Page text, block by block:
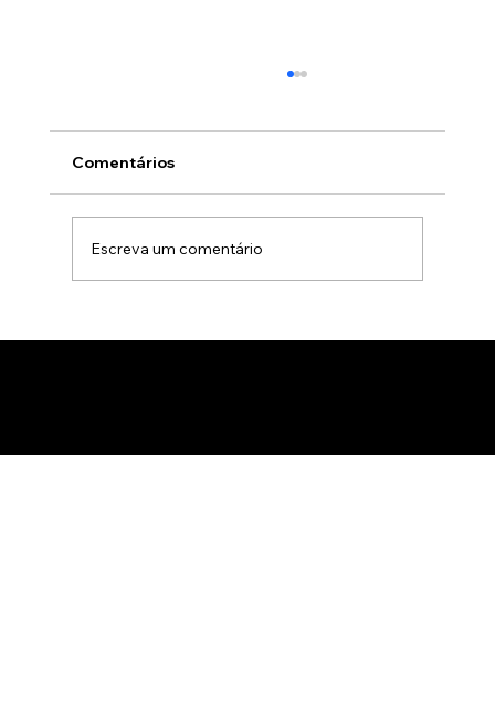
Comentários
Escreva um comentário